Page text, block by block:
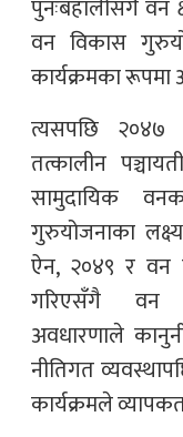
पुनःबहालीसँगै वन
वन विकास
कार्यक्रमका रूपमा
त्यसपछि २०४७
तत्कालीन
सामुदायिक
गुरुयोजनाका
ऐन, २०४९ र वन
गरिएसँगै वन
अवधारणाले
नीतिगत
कार्यक्रमले